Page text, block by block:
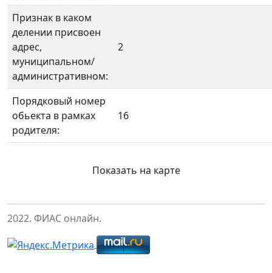
Признак в каком
делении присвоен
адрес,
муниципальном/
административном:
2
Порядковый номер
обьекта в рамках
родителя:
16
Показать на карте
2022. ФИАС онлайн.